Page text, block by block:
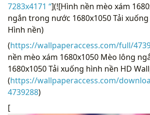
7283x4171 “](![Hình nền mèo xám
ngắn trong nước 1680x1050 Tải
Hình nền)
(https://wallpaperaccess.com/full/
nền mèo xám 1680x1050 Mèo lông
1680x1050 Tải xuống hình nền HD
(https://wallpaperaccess.com/
4739288)
[